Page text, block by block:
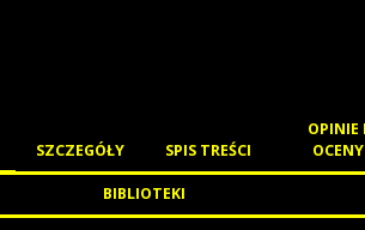
SZCZEGÓŁY SPIS TREŚCI
OPINIE
OCENY
BIBLIOTEKI